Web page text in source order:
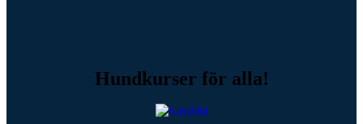
Hundkurser för alla!